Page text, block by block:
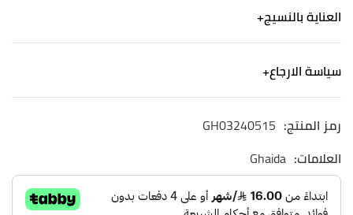
المميز بخفة الوزن وجودة شفافة تضيف الأناقة
جلابية طويلة بحافة مكشكشة ،ورقبةعلى شكل سبعة،
وأكمام طويلة مكشكشة
يمكن إرتداء هذا النوع في المناسبات
طريقة العناية: تغسل غسيل جاف
العناية بالنسيج
غسيل آلي لطيف. استخدم منظفًا خفيفًا وجففه في الظل.
سياسة الارجاع
نشحن لجميع أنحاء المملكة العربية السعودية
التوصيل خلال ٢-٤ ايام
الاسترجاع والاستبدال
الاستبدال والاسترجاع مجاني
رمز المنتج: GH03240515
العلامات: Ghaida